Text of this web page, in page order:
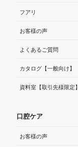
フアリ
お客様の声
よくあるご質問
カタログ【一般向け】
資料室【取引先様限定】
口腔ケア
お客様の声